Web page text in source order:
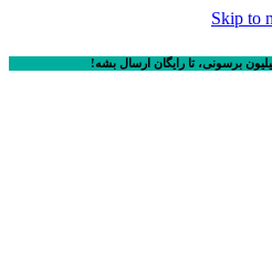
Skip to